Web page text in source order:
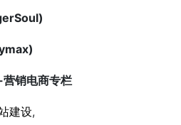
销电商专栏
建设,